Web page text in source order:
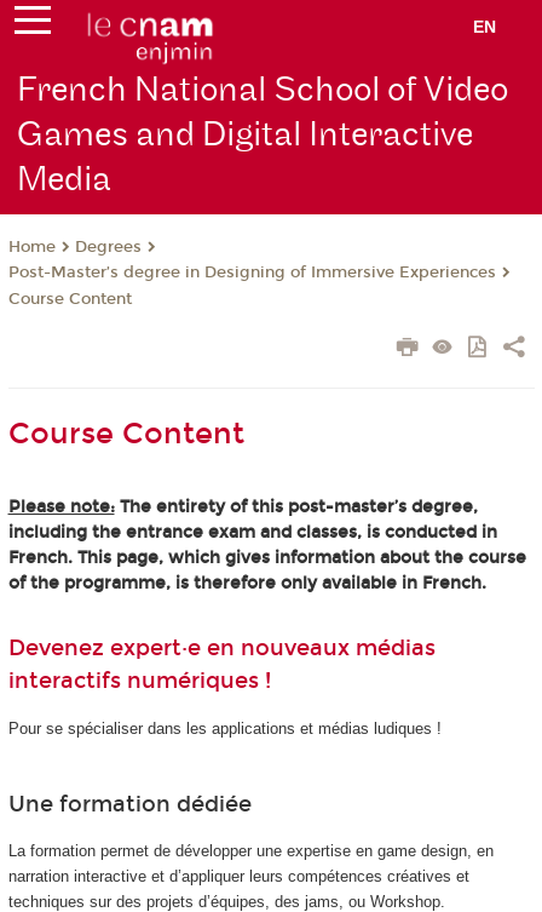
EN
French National School of Video
Games and Digital Interactive
Media
Home
Degrees
Post-Master’s degree in Designing of Immersive Experiences
Course Content
Course Content
Please note:The entirety of this post-master’s degree,
including the entrance exam and classes, is conducted in
French. This page, which gives information about the course
of the programme, is therefore only available in French.
Devenez expert·e en nouveaux médias
interactifs numériques !
Pour se spécialiser dans les applications et médias ludiques !
Une formation dédiée
La formation permet de développer une expertise en game design, en
narration interactive et d’appliquer leurs compétences créatives et
techniques sur des projets d’équipes, des jams, ou Workshop.